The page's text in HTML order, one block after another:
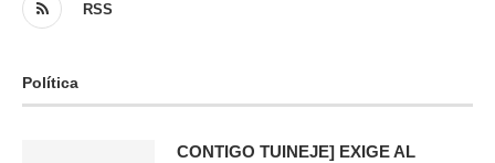
RSS
Política
CONTIGO TUINEJE] EXIGE AL